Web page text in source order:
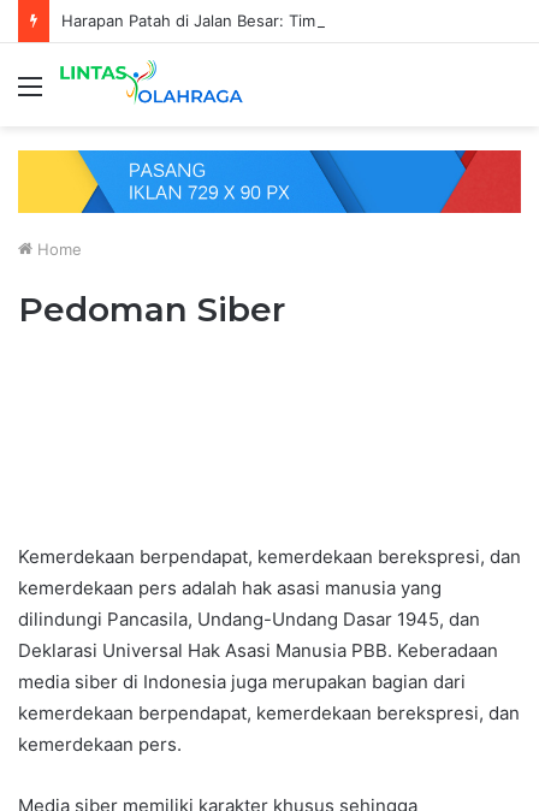
Menu
Home
Pedoman Siber
Kemerdekaan berpendapat, kemerdekaan berekspresi, dan
kemerdekaan pers adalah hak asasi manusia yang
dilindungi Pancasila, Undang-Undang Dasar 1945, dan
Deklarasi Universal Hak Asasi Manusia PBB. Keberadaan
media siber di Indonesia juga merupakan bagian dari
kemerdekaan berpendapat, kemerdekaan berekspresi, dan
kemerdekaan pers.
Media siber memiliki karakter khusus sehingga